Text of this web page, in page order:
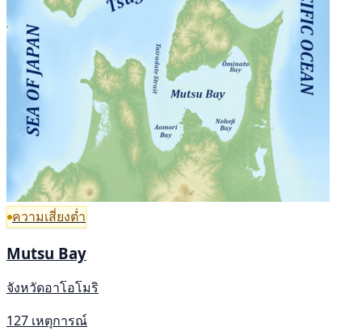
ความเสี่ยงต่ำ
Mutsu Bay
จังหวัดอาโอโมริ
127 เหตุการณ์